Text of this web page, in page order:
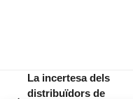
La incertesa dels
distribuïdors de